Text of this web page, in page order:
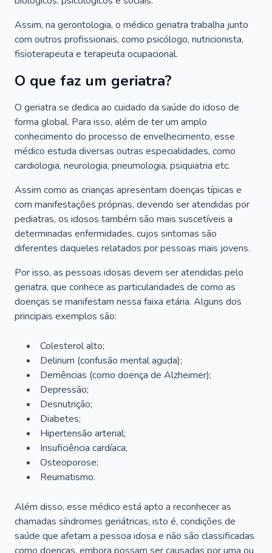
Assim, na gerontologia, o médico geriatra trabalha junto
com outros profissionais, como psicólogo, nutricionista,
fisioterapeuta e terapeuta ocupacional.
O que faz um geriatra?
O geriatra se dedica ao cuidado da saúde do idoso de
forma global. Para isso, além de ter um amplo
conhecimento do processo de envelhecimento, esse
médico estuda diversas outras especialidades, como
cardiologia, neurologia, pneumologia, psiquiatria etc.
Assim como as crianças apresentam doenças típicas e
com manifestações próprias, devendo ser atendidas por
pediatras, os idosos também são mais suscetíveis a
determinadas enfermidades, cujos sintomas são
diferentes daqueles relatados por pessoas mais jovens.
Por isso, as pessoas idosas devem ser atendidas pelo
geriatra, que conhece as particularidades de como as
doenças se manifestam nessa faixa etária. Alguns dos
principais exemplos são:
Colesterol alto;
Delirium (confusão mental aguda);
Demências (como doença de Alzheimer);
Depressão;
Desnutrição;
Diabetes;
Hipertensão arterial;
Insuficiência cardíaca;
Osteoporose;
Reumatismo.
Além disso, esse médico está apto a reconhecer as
chamadas síndromes geriátricas, isto é, condições de
saúde que afetam a pessoa idosa e não são classificadas